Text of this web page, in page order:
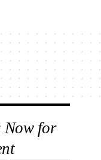
Now for